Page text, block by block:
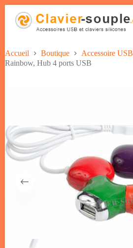
Accueil Boutique
Accessoire USB
Rainbow, Hub 4 ports USB